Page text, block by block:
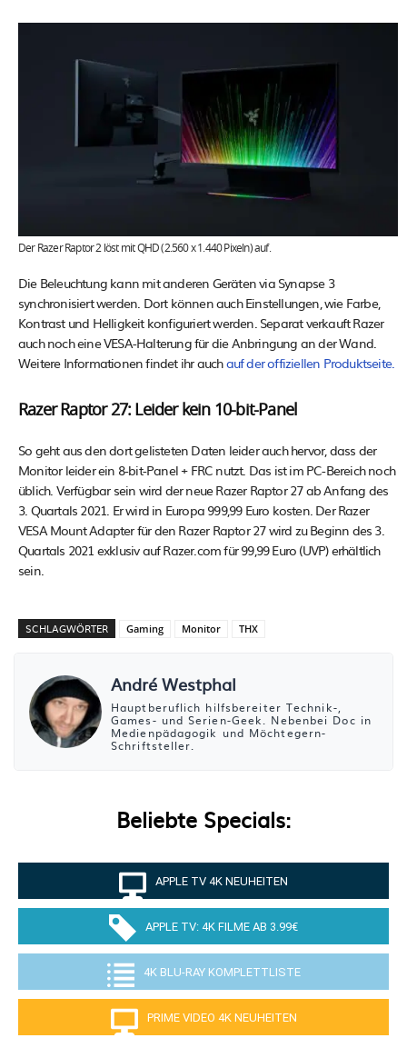
Der Razer Raptor 2 löst mit QHD (2.560 x 1.440 Pixeln) auf.
Die Beleuchtung kann mit anderen Geräten via Synapse 3
synchronisiert werden. Dort können auch Einstellungen, wie Farbe,
Kontrast und Helligkeit konfiguriert werden. Separat verkauft Razer
auch noch eine VESA-Halterung für die Anbringung an der Wand.
Weitere Informationen findet ihr auchauf der offiziellen Produktseite.
Razer Raptor 27: Leider kein 10-bit-Panel
So geht aus den dort gelisteten Daten leider auch hervor, dass der
Monitor leider ein 8-bit-Panel + FRC nutzt. Das ist im PC-Bereich noch
üblich. Verfügbar sein wird der neue Razer Raptor 27 ab Anfang des
3. Quartals 2021. Er wird in Europa 999,99 Euro kosten. Der Razer
VESA Mount Adapter für den Razer Raptor 27 wird zu Beginn des 3.
Quartals 2021 exklusiv auf Razer.com für 99,99 Euro (UVP) erhältlich
sein.
SCHLAGWÖRTER Gaming Monitor THX
André Westphal
Hauptberuflich hilfsbereiter Technik-,
Games- und Serien-Geek. Nebenbei Doc in
Medienpädagogik und Möchtegern-
Schriftsteller.
Beliebte Specials:
APPLE TV 4K NEUHEITEN
APPLE TV: 4K FILME AB 3.99€
4K BLU-RAY KOMPLETTLISTE
PRIME VIDEO 4K NEUHEITEN